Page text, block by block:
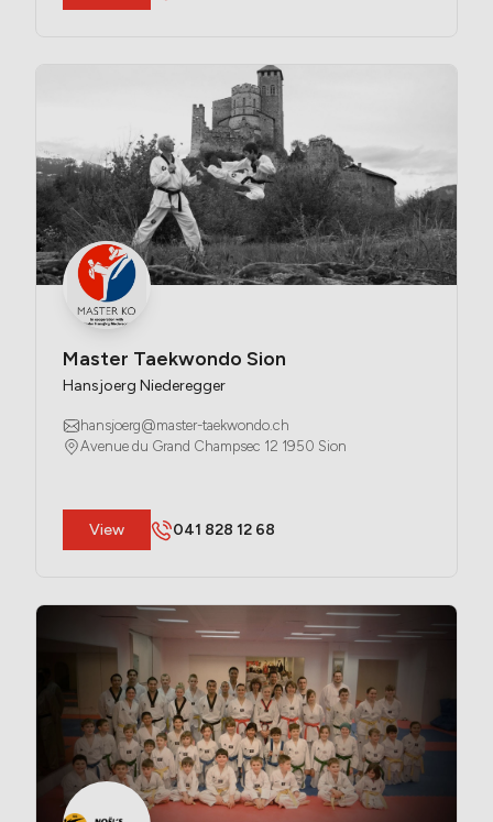
Master Taekwondo Sion
Hansjoerg Niederegger
hansjoerg@master-taekwondo.ch
Avenue du Grand Champsec 12 1950 Sion
​View 041 828 12 68